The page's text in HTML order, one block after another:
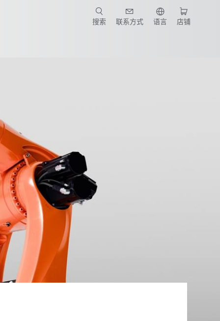
搜索 联系方式 语言 店铺